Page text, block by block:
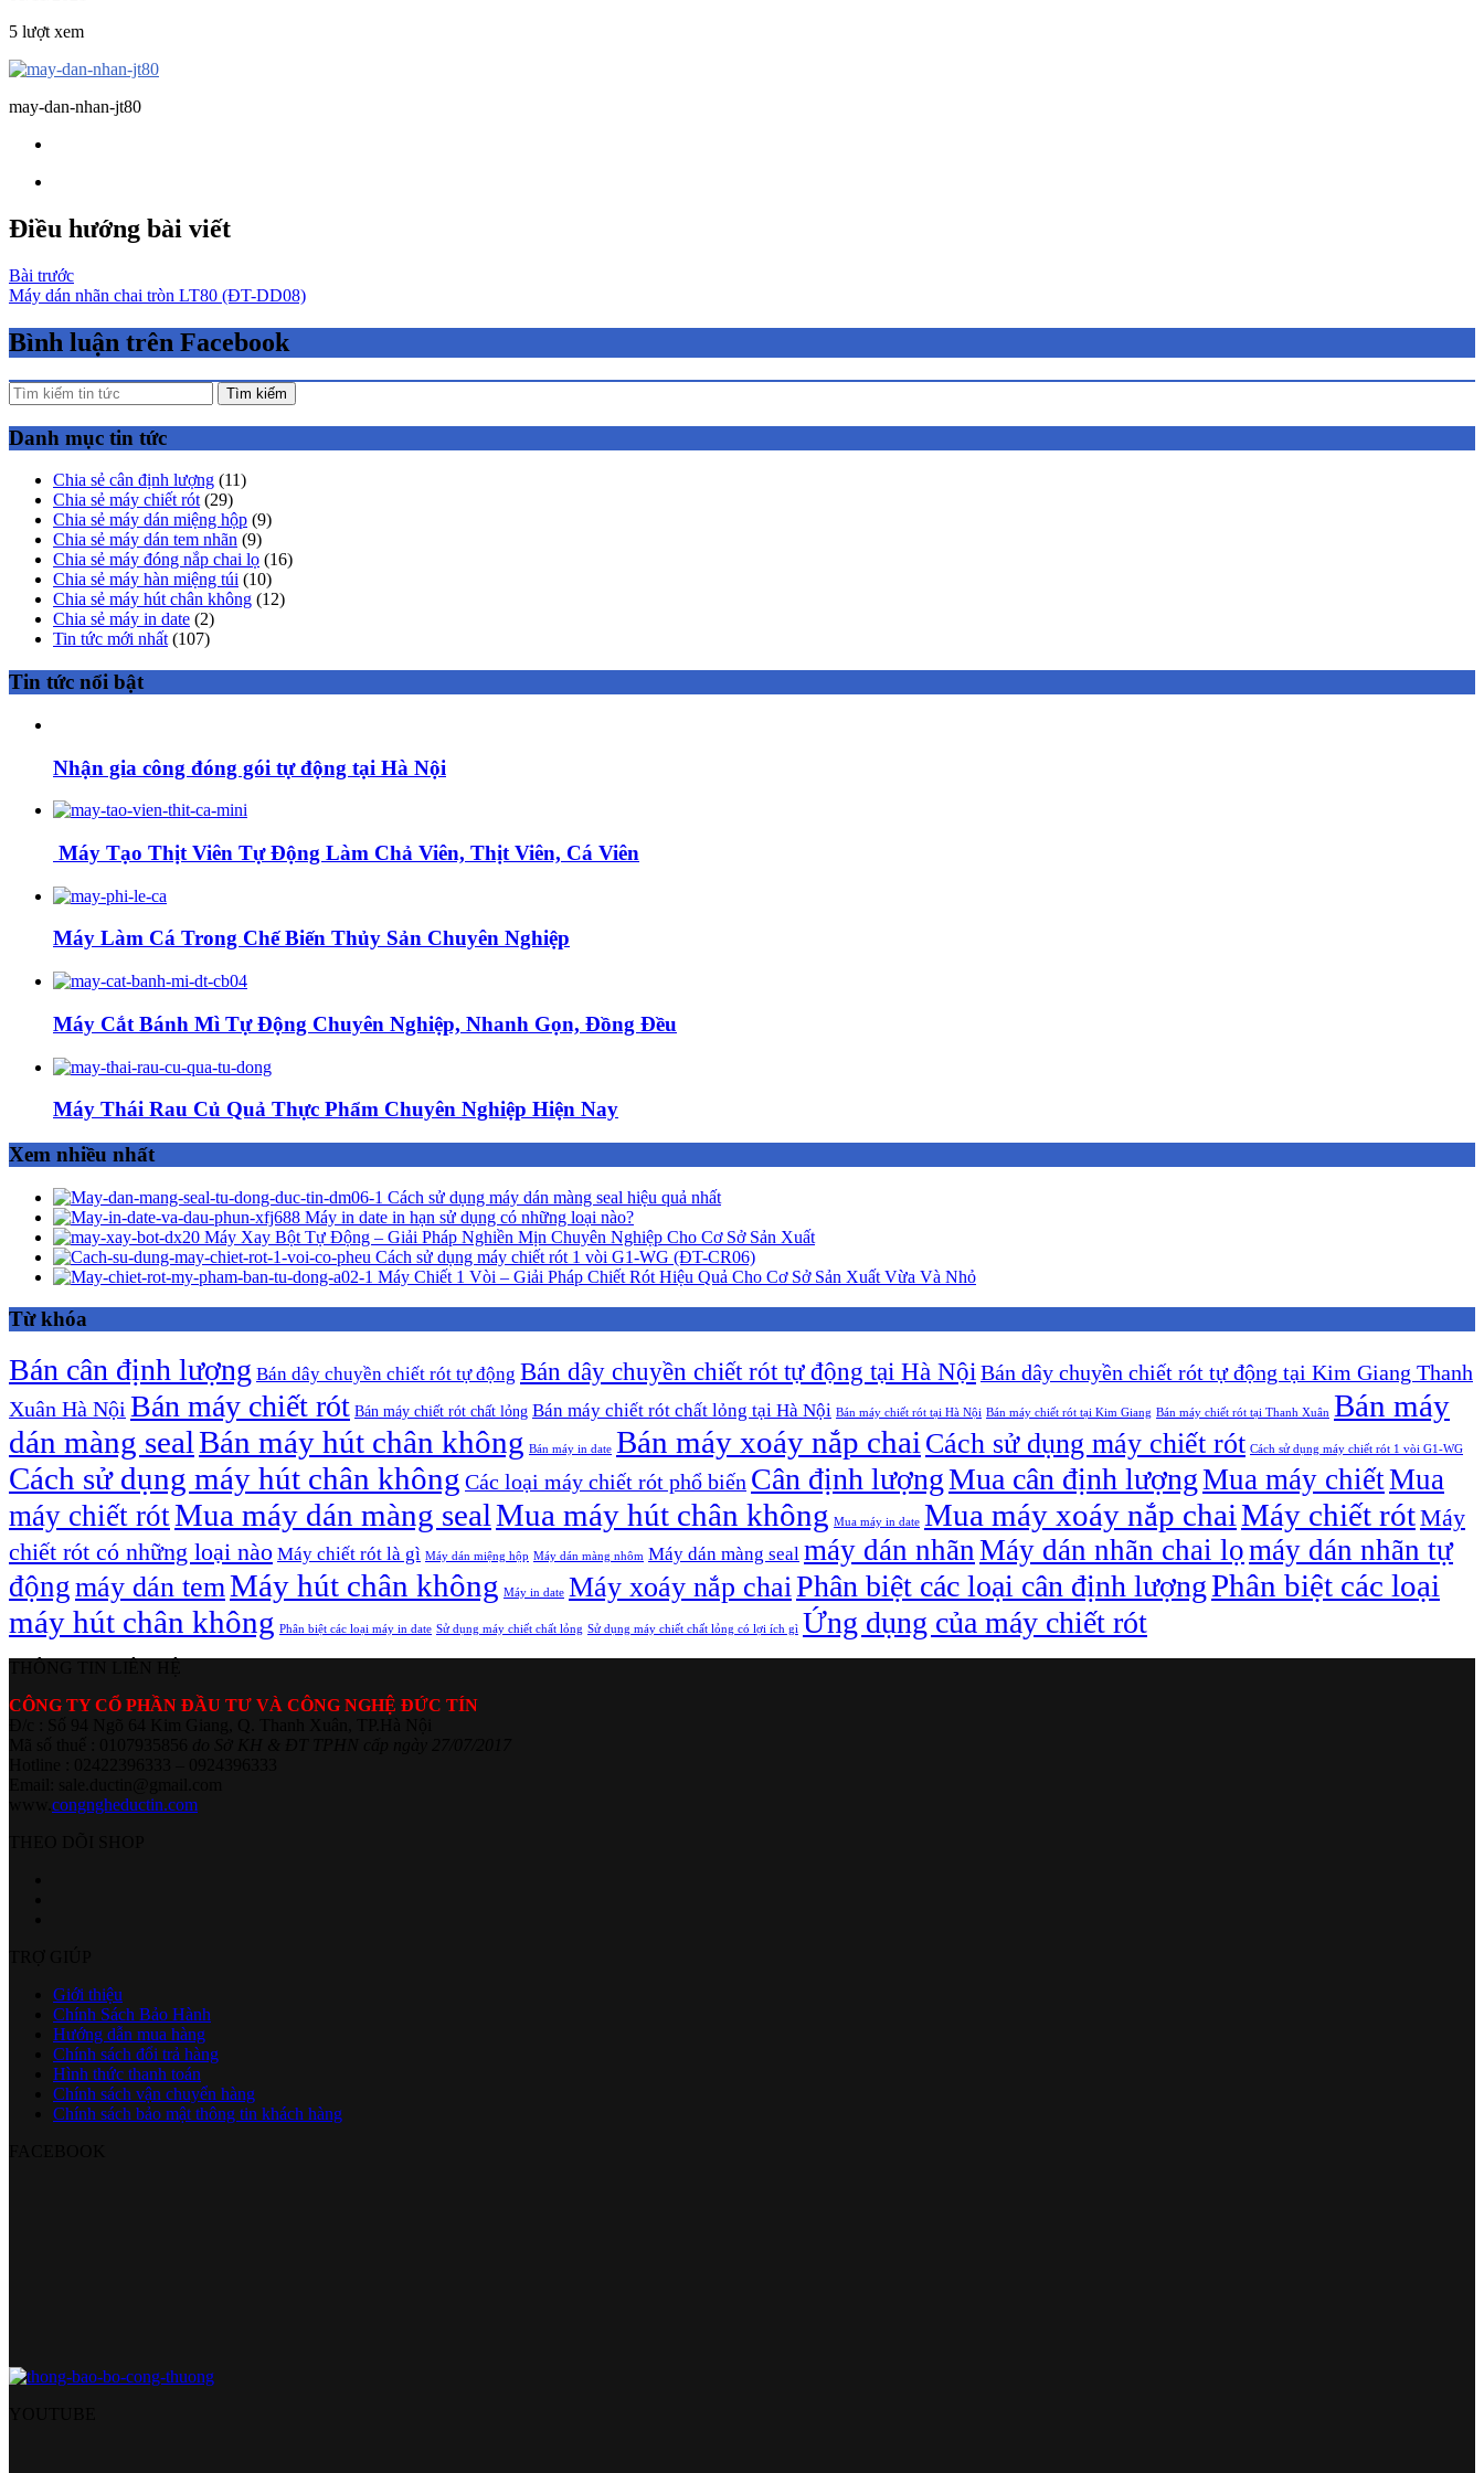
5 lượt xem
may-dan-nhan-jt80
Điều hướng bài viết
Bài trước
Máy dán nhãn chai tròn LT80 (ĐT-DD08)
Bình luận trên Facebook
Tìm kiếm
Danh mục tin tức
Chia sẻ cân định lượng (11)
Chia sẻ máy chiết rót (29)
Chia sẻ máy dán miệng hộp (9)
Chia sẻ máy dán tem nhãn (9)
Chia sẻ máy đóng nắp chai lọ (16)
Chia sẻ máy hàn miệng túi (10)
Chia sẻ máy hút chân không (12)
Chia sẻ máy in date (2)
Tin tức mới nhất (107)
Tin tức nổi bật
Nhận gia công đóng gói tự động tại Hà Nội
Máy Tạo Thịt Viên Tự Động Làm Chả Viên, Thịt Viên, Cá Viên
Máy Làm Cá Trong Chế Biến Thủy Sản Chuyên Nghiệp
Máy Cắt Bánh Mì Tự Động Chuyên Nghiệp, Nhanh Gọn, Đồng Đều
Máy Thái Rau Củ Quả Thực Phẩm Chuyên Nghiệp Hiện Nay
Xem nhiều nhất
Cách sử dụng máy dán màng seal hiệu quả nhất
Máy in date in hạn sử dụng có những loại nào?
Máy Xay Bột Tự Động – Giải Pháp Nghiền Mịn Chuyên Nghiệp Cho Cơ Sở Sản Xuất
Cách sử dụng máy chiết rót 1 vòi G1-WG (ĐT-CR06)
Máy Chiết 1 Vòi – Giải Pháp Chiết Rót Hiệu Quả Cho Cơ Sở Sản Xuất Vừa Và Nhỏ
Từ khóa
Bán cân định lượng Bán dây chuyền chiết rót tự động Bán dây chuyền chiết rót tự động tại Hà Nội Bán dây chuyền chiết rót tự động tại Kim Giang Thanh
Xuân Hà Nội Bán máy chiết rót Bán máy chiết rót chất lỏng Bán máy chiết rót chất lỏng tại Hà Nội Bán máy chiết rót tại Hà Nội Bán máy chiết rót tại Kim Giang Bán máy chiết rót tại Thanh Xuân Bán máy
dán màng sealBán máy hút chân không Bán máy in date Bán máy xoáy nắp chai Cách sử dụng máy chiết rót Cách sử dụng máy chiết rót 1 vòi G1-WG
Cách sử dụng máy hút chân không Các loại máy chiết rót phổ biến Cân định lượngMua cân định lượngMua máy chiếtMua
máy chiết rótMua máy dán màng sealMua máy hút chân không Mua máy in date Mua máy xoáy nắp chaiMáy chiết rótMáy
chiết rót có những loại nào Máy chiết rót là gì Máy dán miệng hộp Máy dán màng nhôm Máy dán màng seal máy dán nhãnMáy dán nhãn chai lọmáy dán nhãn tự
độngmáy dán temMáy hút chân không Máy in date Máy xoáy nắp chaiPhân biệt các loại cân định lượngPhân biệt các loại
máy hút chân không Phân biệt các loại máy in date Sử dụng máy chiết chất lỏng Sử dụng máy chiết chất lỏng có lợi ích gì Ứng dụng của máy chiết rót
CÔNG TY CỔ PHẦN ĐẦU TƯ VÀ CÔNG NGHỆ ĐỨC TÍN
congngheductin.com
Giới thiệu
Chính Sách Bảo Hành
Hướng dẫn mua hàng
Chính sách đổi trả hàng
Hình thức thanh toán
Chính sách vận chuyển hàng
Chính sách bảo mật thông tin khách hàng